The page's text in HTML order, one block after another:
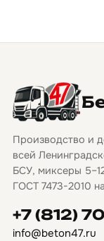
Производство и
всей
БСУ, миксеры
ГОСТ 7473-2010
+7 (812)
info@beton47.ru